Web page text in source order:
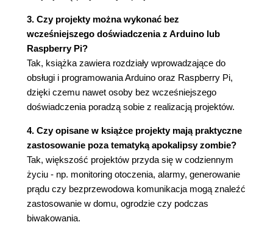
3. Korzystanie z prądu (59)
Zasilanie urządzeń z akumulatora
samochodowego (59)
Gniazdo zapalniczki samochodowej (60)
Zasilająca wtyczka USB (62)
Falowniki (63)
Czego będziesz potrzebował? (64)
Konstrukcja (65)
Korzystanie z oświetlenia (67)
Projekt 4. Monitor akumulatora (67)
Czego będziesz potrzebował? (68)
Konstrukcja (69)
Program (72)
3. Czy projekty można wykonać bez
wcześniejszego doświadczenia z Arduino lub
Raspberry Pi?
Tak, książka zawiera rozdziały wprowadzające do
obsługi i programowania Arduino oraz Raspberry Pi,
dzięki czemu nawet osoby bez wcześniejszego
doświadczenia poradzą sobie z realizacją projektów.
4. Czy opisane w książce projekty mają praktyczne
zastosowanie poza tematyką apokalipsy zombie?
Tak, większość projektów przyda się w codziennym
życiu - np. monitoring otoczenia, alarmy, generowanie
prądu czy bezprzewodowa komunikacja mogą znaleźć
zastosowanie w domu, ogrodzie czy podczas
biwakowania.